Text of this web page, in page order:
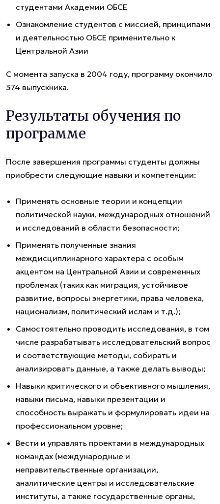
студентами Академии ОБСЕ
Ознакомление студентов с миссией, принципами
и деятельностью ОБСЕ применительно к
Центральной Азии
С момента запуска в 2004 году, программу окончило
374 выпускника.
Результаты обучения по
программе
После завершения программы студенты должны
приобрести следующие навыки и компетенции:
Применять основные теории и концепции
политической науки, международных отношений
и исследований в области безопасности;
Применять полученные знания
междисциплинарного характера с особым
акцентом на Центральной Азии и современных
проблемах (таких как миграция, устойчивое
развитие, вопросы энергетики, права человека,
национализм, политический ислам и т.д.);
Самостоятельно проводить исследования, в том
числе разрабатывать исследовательский вопрос
и соответствующие методы, собирать и
анализировать данные, а также делать выводы;
Навыки критического и объективного мышления,
навыки письма, навыки презентации и
способность выражать и формулировать идеи на
профессиональном уровне;
Вести и управлять проектами в международных
командах (международные и
неправительственные организации,
аналитические центры и исследовательские
институты, а также государственные органы,